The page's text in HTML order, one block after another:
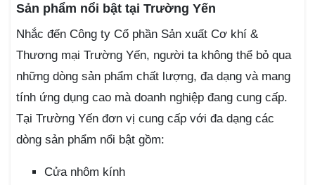
Sản phẩm nổi bật tại Trường Yến
Nhắc đến Công ty Cổ phần Sản xuất Cơ khí &
Thương mại Trường Yến, người ta không thể bỏ qua
những dòng sản phẩm chất lượng, đa dạng và mang
tính ứng dụng cao mà doanh nghiệp đang cung cấp.
Tại Trường Yến đơn vị cung cấp với đa dạng các
dòng sản phẩm nổi bật gồm:
Cửa nhôm kính